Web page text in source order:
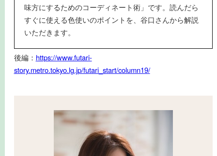
味方にするためのコーディネート術」です。読んだら
すぐに使える色使いのポイントを、谷口さんから解説
いただきます。
後編： https://www.futari-
story.metro.tokyo.lg.jp/futari_start/column19/